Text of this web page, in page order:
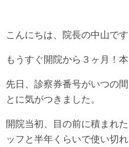
こんにちは、院長の中山です
もうすぐ開院から３ヶ月！
先日、診察券番号がいつの
とに気がつきました。
開院当初、目の前に積まれ
ッフと半年くらいで使い切